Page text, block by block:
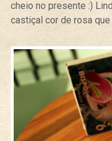
cheio no presente :)
castiçal cor de rosa que